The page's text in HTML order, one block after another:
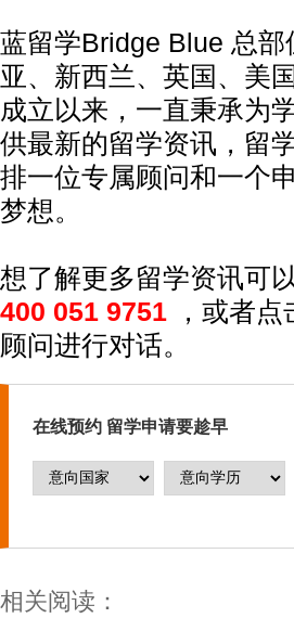
蓝留学Bridge Blue 总
亚、新西兰、英国、美
成立以来，一直秉承为
供最新的留学资讯，留
排一位专属顾问和一个
梦想。
想了解更多留学资讯可
400 051 9751 ，或者点
顾问进行对话。
在线预约 留学申请要趁早
相关阅读：